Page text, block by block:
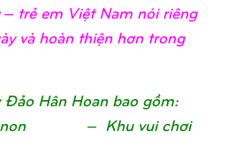
trẻ em Việt Nam nói riêng
và hoàn thiện hơn trong
Hân Hoan bao gồm:
non – Khu vui chơi